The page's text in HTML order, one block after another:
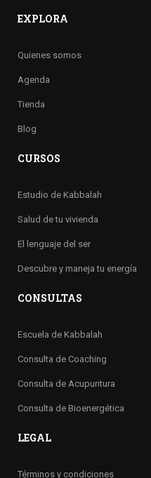
EXPLORA
Quienes somos
Agenda
Tienda
Blog
CURSOS
Estudio de Kabbalah
Salud de tu vivienda
El lenguaje del ser
Descubre y maneja tu energía
CONSULTAS
Escuela de Kabbalah
Consulta de Coaching
Consulta de Acupuntura
Consulta de Bioenergética
LEGAL
Términos y condiciones